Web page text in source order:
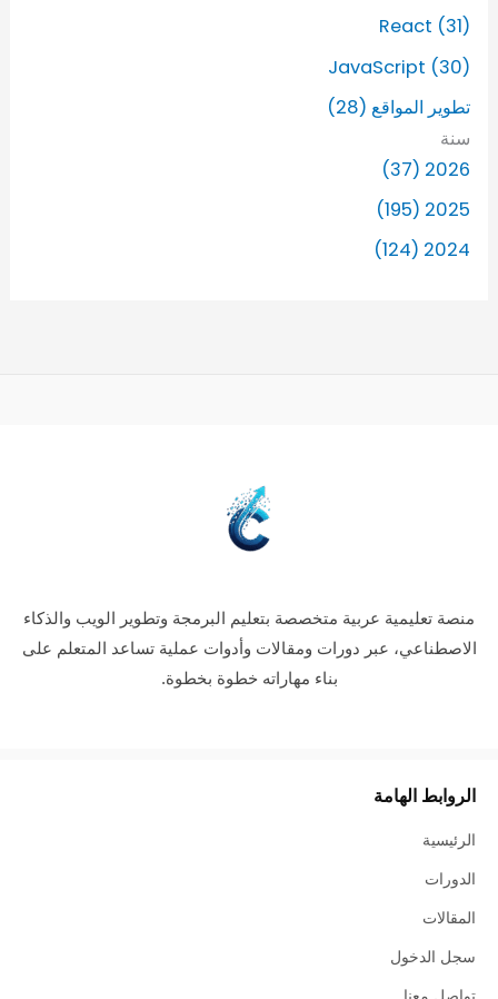
React (31)
JavaScript (30)
تطوير المواقع (28)
سنة
2026 (37)
2025 (195)
2024 (124)
منصة تعليمية عربية متخصصة بتعليم البرمجة وتطوير الويب والذكاء
الاصطناعي، عبر دورات ومقالات وأدوات عملية تساعد المتعلم على
بناء مهاراته خطوة بخطوة.
الروابط الهامة
الرئيسية
الدورات
المقالات
سجل الدخول